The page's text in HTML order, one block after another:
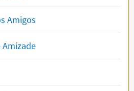
Amigos
Amizade